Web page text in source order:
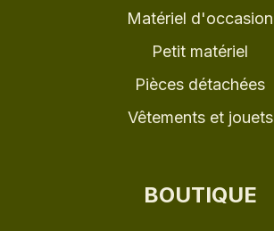
Matériel d'occasion
Petit matériel
Pièces détachées
Vêtements et jouets
BOUTIQUE